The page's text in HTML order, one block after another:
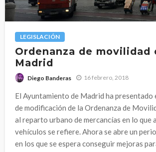
LEGISLACIÓN
Ordenanza de movilidad
Madrid
Diego Banderas 16 febrero, 2018
El Ayuntamiento de Madrid ha presentado
de modificación de la Ordenanza de
al reparto urbano de mercancías en lo que
vehículos se refiere. Ahora se abre un
en los que se espera conseguir mejoras